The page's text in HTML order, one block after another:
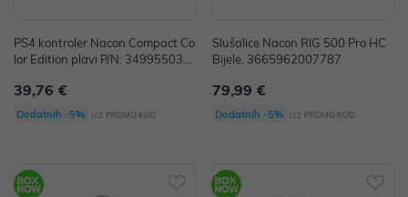
PS4 kontroler Nacon Compact Co
lor Edition plavi P/N: 349955036
39,76 €
Dodatnih -5% uz PROMO KOD
Slušalice Nacon RIG 500 Pro HC
Bijele, 3665962007787
79,99 €
Dodatnih -5% uz PROMO KOD